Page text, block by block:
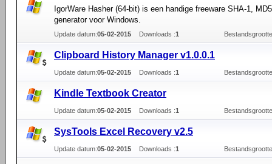
IgorWare Hasher (64-bit) is een handige freeware SHA-1,
generator voor Windows.
Update datum:05-02-2015 Downloads :1
Clipboard History Manager v1.0.0.1
Update datum:05-02-2015 Downloads :1
Kindle Textbook Creator
Update datum:05-02-2015 Downloads :1
SysTools Excel Recovery v2.5
Update datum:05-02-2015 Downloads :1